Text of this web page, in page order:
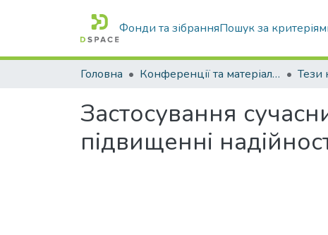
Фонди та зібранняПошук за
Головна Конференції та матеріали конференцій Тези
Застосування
підвищенні